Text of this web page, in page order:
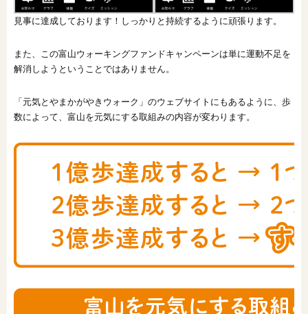
見事に達成しております！しっかりと持続するように頑張ります。
また、この富山ウォーキングファンドキャンペーンは単に運動不足を
解消しようということではありません。
「元気とやまかがやきウォーク」のウェブサイトにもあるように、歩
数によって、富山を元気にする取組みの内容が変わります。